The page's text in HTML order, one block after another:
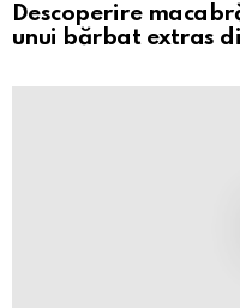
Descoperire
unui bărbat extras